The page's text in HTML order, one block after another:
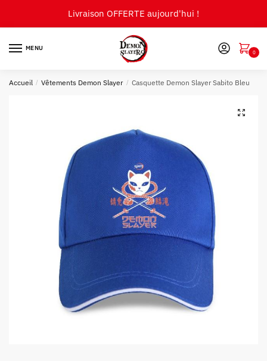
Livraison OFFERTE aujourd'hui !
MENU
0
Accueil / Vêtements Demon Slayer / Casquette Demon Slayer Sabito Bleu
🔍